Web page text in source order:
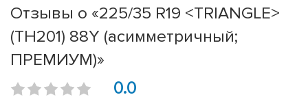
Отзывы о «225/35 R19 <TRIANGLE>
(TH201) 88Y (асимметричный;
ПРЕМИУМ)»
0.0